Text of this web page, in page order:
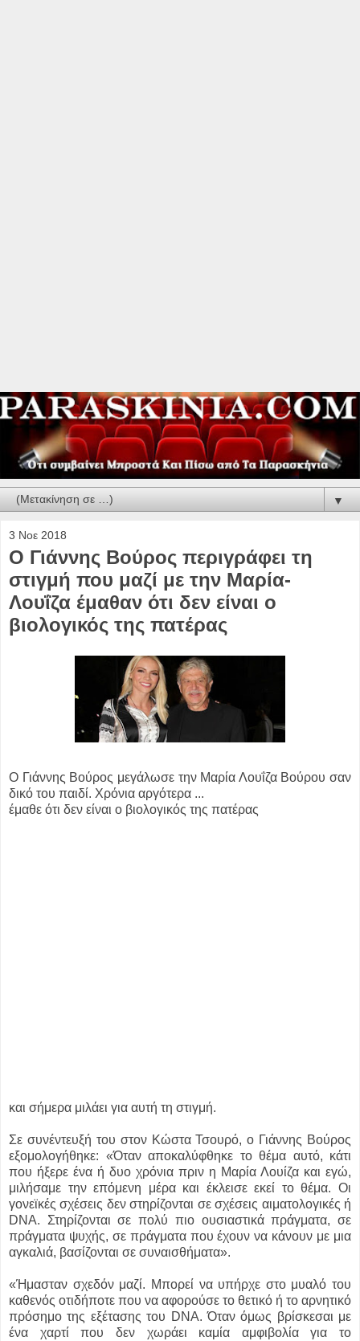
▼
3 Νοε 2018
Ο Γιάννης Βούρος περιγράφει τη
στιγμή που μαζί με την Μαρία-
Λουΐζα έμαθαν ότι δεν είναι ο
βιολογικός της πατέρας
Ο Γιάννης Βούρος μεγάλωσε την Μαρία Λουΐζα Βούρου σαν
δικό του παιδί. Χρόνια αργότερα ...
έμαθε ότι δεν είναι ο βιολογικός της πατέρας
και σήμερα μιλάει για αυτή τη στιγμή.
Σε συνέντευξή του στον Κώστα Τσουρό, ο Γιάννης Βούρος
εξομολογήθηκε: «Όταν αποκαλύφθηκε το θέμα αυτό, κάτι
που ήξερε ένα ή δυο χρόνια πριν η Μαρία Λουίζα και εγώ,
μιλήσαμε την επόμενη μέρα και έκλεισε εκεί το θέμα. Οι
γονεϊκές σχέσεις δεν στηρίζονται σε σχέσεις αιματολογικές ή
DNA. Στηρίζονται σε πολύ πιο ουσιαστικά πράγματα, σε
πράγματα ψυχής, σε πράγματα που έχουν να κάνουν με μια
αγκαλιά, βασίζονται σε συναισθήματα».
«Ήμασταν σχεδόν μαζί. Μπορεί να υπήρχε στο μυαλό του
καθενός οτιδήποτε που να αφορούσε το θετικό ή το αρνητικό
πρόσημο της εξέτασης του DNA. Όταν όμως βρίσκεσαι με
ένα χαρτί που δεν χωράει καμία αμφιβολία για το